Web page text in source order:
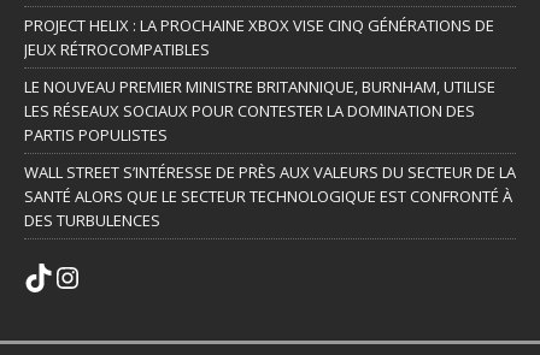
PROJECT HELIX : LA PROCHAINE XBOX VISE CINQ GÉNÉRATIONS DE
JEUX RÉTROCOMPATIBLES
LE NOUVEAU PREMIER MINISTRE BRITANNIQUE, BURNHAM, UTILISE
LES RÉSEAUX SOCIAUX POUR CONTESTER LA DOMINATION DES
PARTIS POPULISTES
WALL STREET S’INTÉRESSE DE PRÈS AUX VALEURS DU SECTEUR DE LA
SANTÉ ALORS QUE LE SECTEUR TECHNOLOGIQUE EST CONFRONTÉ À
DES TURBULENCES